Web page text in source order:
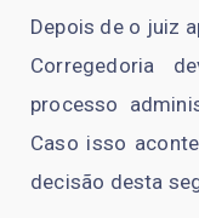
Depois de o juiz
Corregedoria
processo
Caso isso
decisão desta